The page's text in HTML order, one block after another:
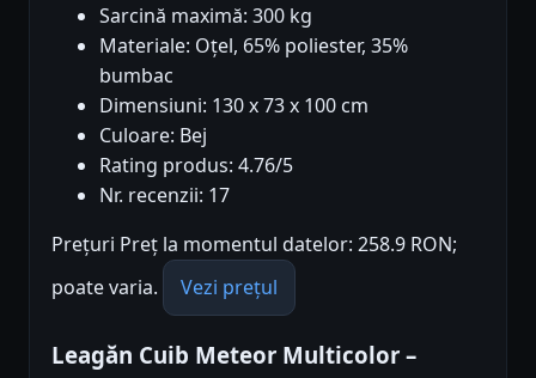
Sarcină maximă: 300 kg
Materiale: Oțel, 65% poliester, 35%
bumbac
Dimensiuni: 130 x 73 x 100 cm
Culoare: Bej
Rating produs: 4.76/5
Nr. recenzii: 17
Prețuri Preț la momentul datelor: 258.9 RON;
poate varia.
Vezi prețul
Leagăn Cuib Meteor Multicolor –